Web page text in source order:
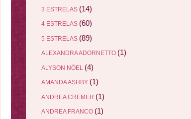
3 ESTRELAS (14)
4 ESTRELAS (60)
5 ESTRELAS (89)
ALEXANDRA ADORNETTO (1)
ALYSON NÖEL (4)
AMANDA ASHBY (1)
ANDREA CREMER (1)
ANDREA FRANCO (1)